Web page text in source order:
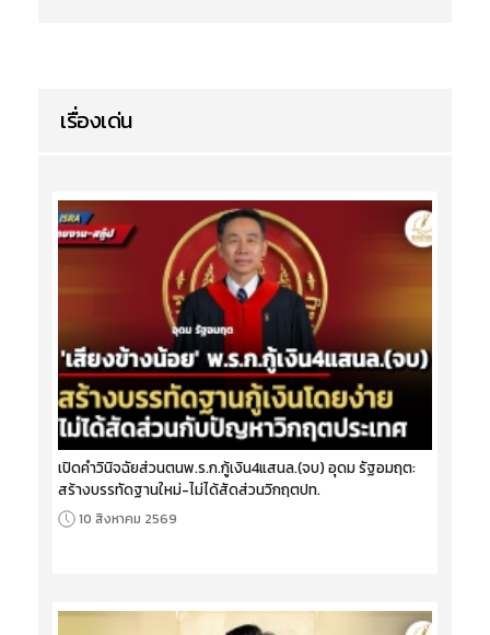
เรื่องเด่น
เปิดคำวินิจฉัยส่วนตนพ.ร.ก.กู้เงิน4แสนล.(จบ) อุดม รัฐอมฤต:
สร้างบรรทัดฐานใหม่-ไม่ได้สัดส่วนวิกฤตปท.
10 สิงหาคม 2569